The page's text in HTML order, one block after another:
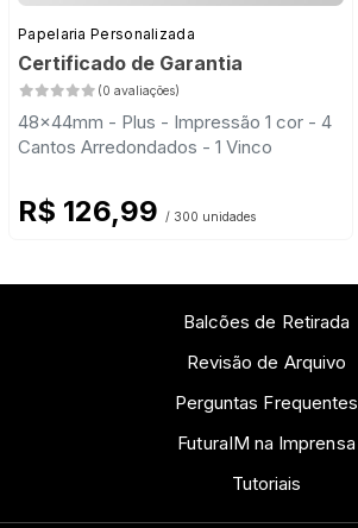
Papelaria Personalizada
Certificado de Garantia
(0 avaliações)
48x44mm - Plus - Impressão 1 cor - 4
Cantos Arredondados - 1 Vinco
R$ 126,99 / 300 unidades
Balcões de Retirada
Revisão de Arquivo
Perguntas Frequentes
FuturaIM na Imprensa
Tutoriais